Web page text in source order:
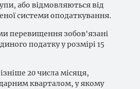
або відмовляються від
системи оподаткування.
перевищення зобов'язані
податку у розмірі 15
20 числа місяця,
кварталом, у якому